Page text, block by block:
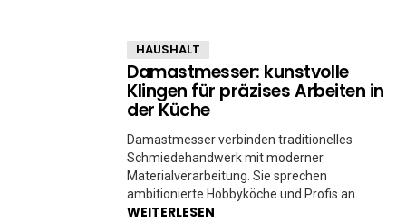
HAUSHALT
Damastmesser: kunstvolle
Klingen für präzises Arbeiten in
der Küche
Damastmesser verbinden traditionelles
Schmiedehandwerk mit moderner
Materialverarbeitung. Sie sprechen
ambitionierte Hobbyköche und Profis an.
WEITERLESEN